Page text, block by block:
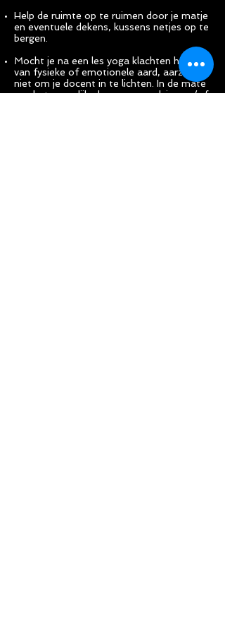
Help de ruimte op te ruimen door je matje
en eventuele dekens, kussens netjes op te
bergen.
Mocht je na een les yoga klachten hebben
van fysieke of emotionele aard, aarzel dan
niet om je docent in te lichten. In de mate
van het mogelijke kunnen we advies en/of